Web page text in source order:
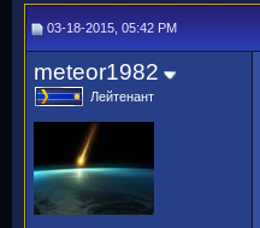
03-18-2015, 05:42 PM
meteor1982
Лейтенант